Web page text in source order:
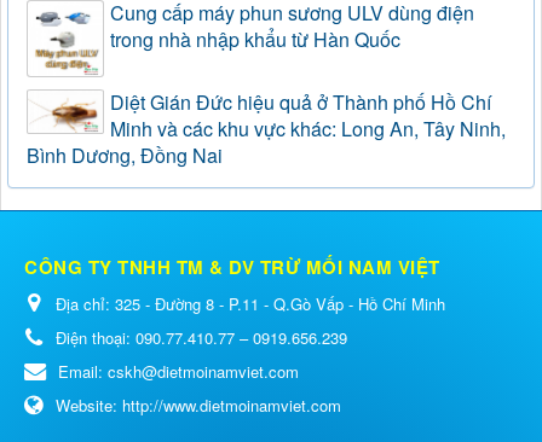
Cung cấp máy phun sương ULV dùng điện
trong nhà nhập khẩu từ Hàn Quốc
Diệt Gián Đức hiệu quả ở Thành phố Hồ Chí
Minh và các khu vực khác: Long An, Tây Ninh,
Bình Dương, Đồng Nai
CÔNG TY TNHH TM & DV TRỪ MỐI NAM VIỆT
Địa chỉ: 325 - Đường 8 - P.11 - Q.Gò Vấp - Hồ Chí Minh
Điện thoại: 090.77.410.77 – 0919.656.239
Email: cskh@dietmoinamviet.com
Website: http://www.dietmoinamviet.com